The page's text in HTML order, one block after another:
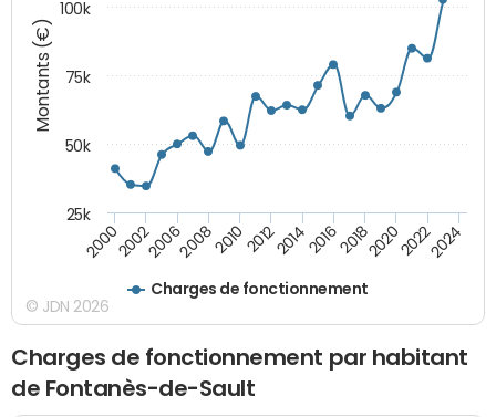
Montants (€)
Charges de fonctionnement
200020022006200820102012201420162018202020222024
25k
50k
75k
100k
© JDN 2026
Charges de fonctionnement par habitant
de Fontanès-de-Sault